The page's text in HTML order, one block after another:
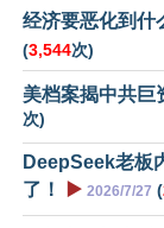
经济要恶化到什
(3,544次)
美档案揭中共巨
次)
DeepSeek老板
了！
▶️ 2026/7/27 (